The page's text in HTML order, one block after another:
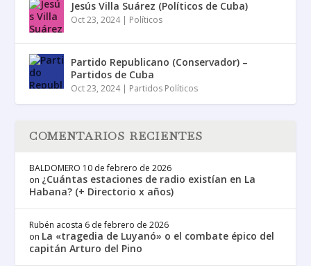
Jesús Villa Suárez (Políticos de Cuba)
Oct 23, 2024| Políticos
Partido Republicano (Conservador) –
Partidos de Cuba
Oct 23, 2024| Partidos Políticos
COMENTARIOS RECIENTES
BALDOMERO 10 de febrero de 2026
on ¿Cuántas estaciones de radio existían en La
Habana? (+ Directorio x años)
Rubén acosta 6 de febrero de 2026
on La «tragedia de Luyanó» o el combate épico del
capitán Arturo del Pino